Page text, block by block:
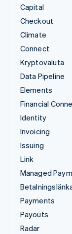
Capital
Checkout
Climate
Connect
Kryptovaluta
Data Pipeline
Elements
Financial
Identity
Invoicing
Issuing
Link
Managed
Payments
Payouts
Radar